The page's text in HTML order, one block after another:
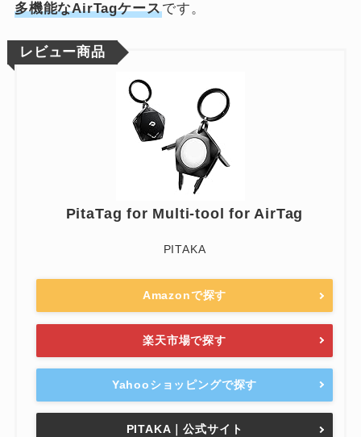
多機能なAirTagケースです。
PitaTag for Multi-tool for AirTag
PITAKA
Amazonで探す
楽天市場で探す
Yahooショッピングで探す
PITAKA｜公式サイト
レビュー商品